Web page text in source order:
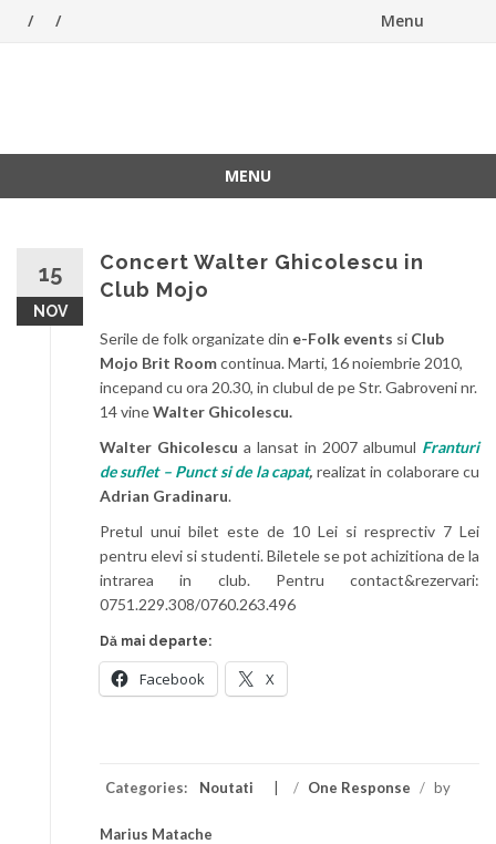
Menu
MENU
15
NOV
Concert Walter Ghicolescu in
Club Mojo
Serile de folk organizate din e-Folk events si Club
Mojo Brit Roomcontinua. Marti, 16 noiembrie 2010,
incepand cu ora 20.30, in clubul de pe Str. Gabroveni nr.
14 vineWalter Ghicolescu.
Walter Ghicolescu a lansat in 2007 albumul Franturi
de suflet – Punct si de la capat, realizat in colaborare cu
Adrian Gradinaru.
Pretul unui bilet este de 10 Lei si resprectiv 7 Lei
pentru elevi si studenti. Biletele se pot achizitiona de la
intrarea in club. Pentru contact&rezervari:
0751.229.308/0760.263.496
Dă mai departe:
Facebook X
Categories: Noutati / One Response / by
Marius Matache